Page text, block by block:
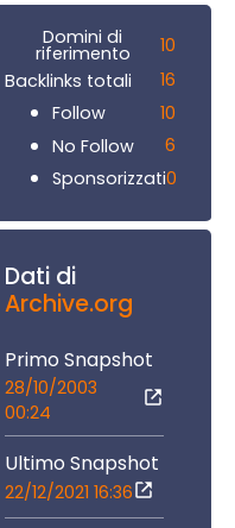
Domini di
riferimento
10
Backlinks totali
16
Follow
10
No Follow
6
Sponsorizzati0
Dati di
Archive.org
Primo Snapshot
28/10/2003
00:24
Ultimo Snapshot
22/12/2021 16:36